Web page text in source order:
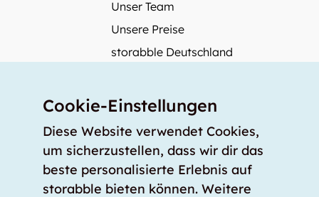
Unser Team
Unsere Preise
storabble Deutschland
Mehr über storabble
Medienbeiträge
Wie gross muss ein Lagerraum sein?
Was kostet ein Lagerraum?
Cookie-Einstellungen
Diese Website verwendet Cookies,
um sicherzustellen, dass wir dir das
beste personalisierte Erlebnis auf
storabble bieten können. Weitere